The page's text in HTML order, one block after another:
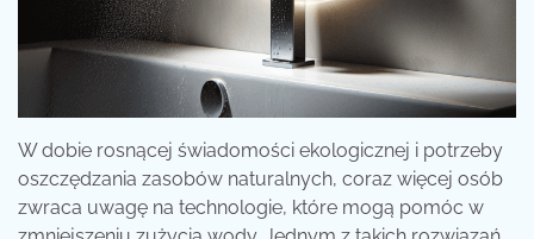
W dobie rosnącej świadomości ekologicznej i potrzeby
oszczędzania zasobów naturalnych, coraz więcej osób
zwraca uwagę na technologie, które mogą pomóc w